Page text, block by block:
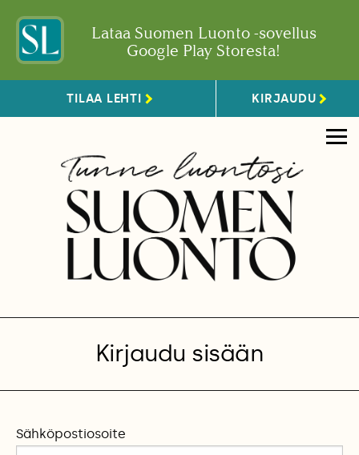
Lataa Suomen Luonto -sovellus
Google Play Storesta!
TILAA LEHTI KIRJAUDU
Kirjaudu sisään
Sähköpostiosoite